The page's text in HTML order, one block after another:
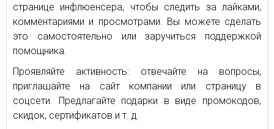
странице инфлюенсера, чтобы следить за лайками,
комментариями и просмотрами. Вы можете сделать
это самостоятельно или заручиться поддержкой
помощника.
Проявляйте активность: отвечайте на вопросы,
приглашайте на сайт компании или страницу в
соцсети. Предлагайте подарки в виде промокодов,
скидок, сертификатов и т. д.